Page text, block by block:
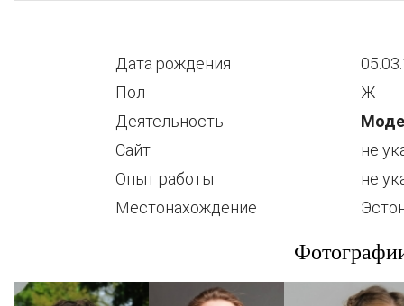
Дата рождения
Пол
Ж
Деятельность
Сайт
не
Опыт работы
не
Местонахождение